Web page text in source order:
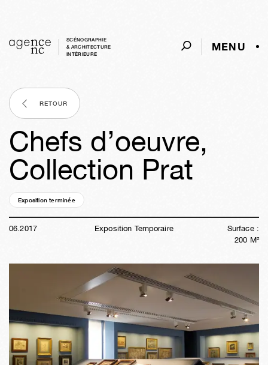
SCÉNOGRAPHIE
& ARCHITECTURE
INTÈRIEURE
MENU
RETOUR
Chefs d’oeuvre,
Collection Prat
Exposition terminée
06.2017 Exposition Temporaire
Surface :
200 M²